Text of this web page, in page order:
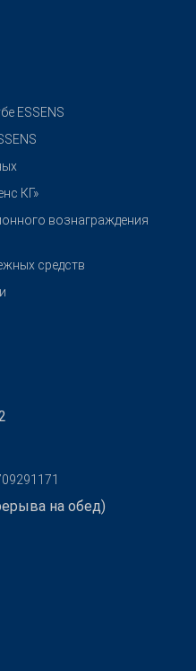
ESSENS
КГ»
вознаграждения
средств
на обед)